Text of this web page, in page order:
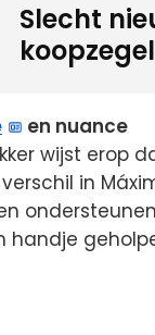
Slecht
en nuance
wijst erop
in
handje